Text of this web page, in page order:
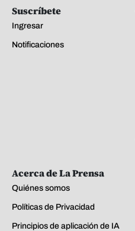
Suscríbete
Ingresar
Notificaciones
Acerca de La Prensa
Quiénes somos
Políticas de Privacidad
Principios de aplicación de IA